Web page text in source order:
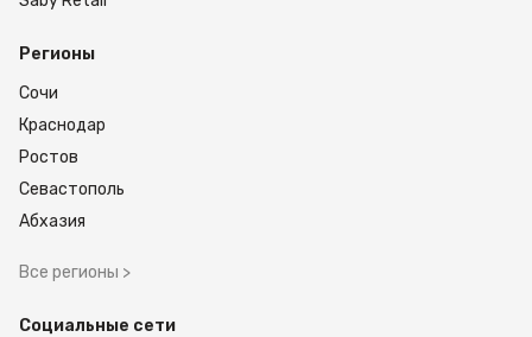
Регионы
Сочи
Краснодар
Ростов
Севастополь
Абхазия
Все регионы >
Социальные сети